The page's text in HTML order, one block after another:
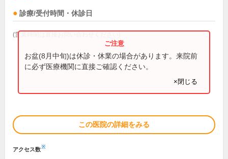
診療/受付時間・休診日
(営業時間は直接お問い合わせください)
お盆(8月中旬)は休診・休業の場合があります。来院前
に必ず医療機関に直接ご確認ください。
×閉じる
この医院の詳細をみる
アクセス数※